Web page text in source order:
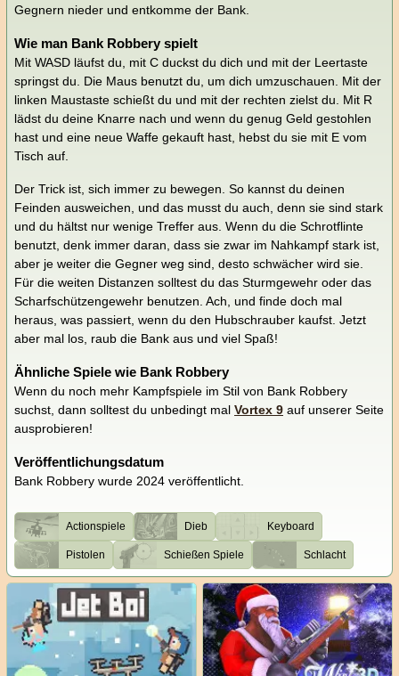
Gegnern nieder und entkomme der Bank.
Wie man Bank Robbery spielt
Mit WASD läufst du, mit C duckst du dich und mit der Leertaste
springst du. Die Maus benutzt du, um dich umzuschauen. Mit der
linken Maustaste schießt du und mit der rechten zielst du. Mit R
lädst du deine Knarre nach und wenn du genug Geld gestohlen
hast und eine neue Waffe gekauft hast, hebst du sie mit E vom
Tisch auf.
Der Trick ist, sich immer zu bewegen. So kannst du deinen
Feinden ausweichen, und das musst du auch, denn sie sind stark
und du hältst nur wenige Treffer aus. Wenn du die Schrotflinte
benutzt, denk immer daran, dass sie zwar im Nahkampf stark ist,
aber je weiter die Gegner weg sind, desto schwächer wird sie.
Für die weiten Distanzen solltest du das Sturmgewehr oder das
Scharfschützengewehr benutzen. Ach, und finde doch mal
heraus, was passiert, wenn du den Hubschrauber kaufst. Jetzt
aber mal los, raub die Bank aus und viel Spaß!
Ähnliche Spiele wie Bank Robbery
Wenn du noch mehr Kampfspiele im Stil von Bank Robbery
suchst, dann solltest du unbedingt mal Vortex 9 auf unserer Seite
ausprobieren!
Veröffentlichungsdatum
Bank Robbery wurde 2024 veröffentlicht.
Actionspiele Dieb Keyboard
Pistolen Schießen Spiele Schlacht